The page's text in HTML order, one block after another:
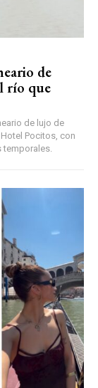
de
río que
de lujo de
Pocitos, con
temporales.